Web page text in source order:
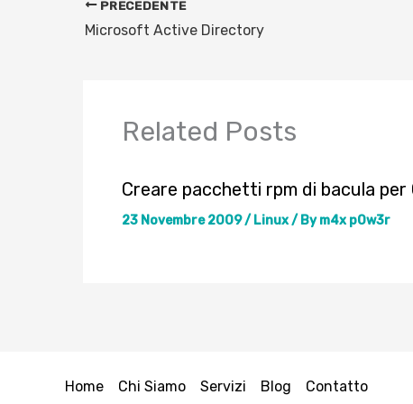
PRECEDENTE
Microsoft Active Directory
Related Posts
Creare pacchetti rpm di bacula per
23 Novembre 2009/ Linux/ Bym4x p0w3r
Home Chi Siamo Servizi Blog Contatto